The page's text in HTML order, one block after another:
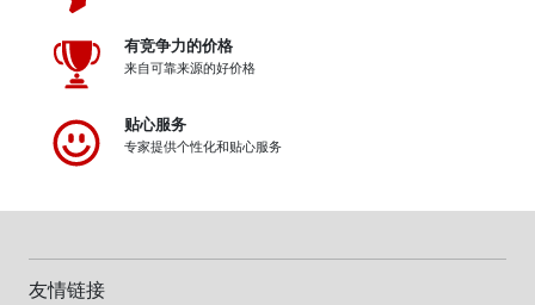
有竞争力的价格
来自可靠来源的好价格
贴心服务
专家提供个性化和贴心服务
友情链接